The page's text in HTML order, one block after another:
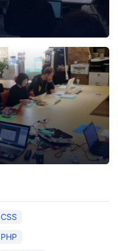
CSS
PHP